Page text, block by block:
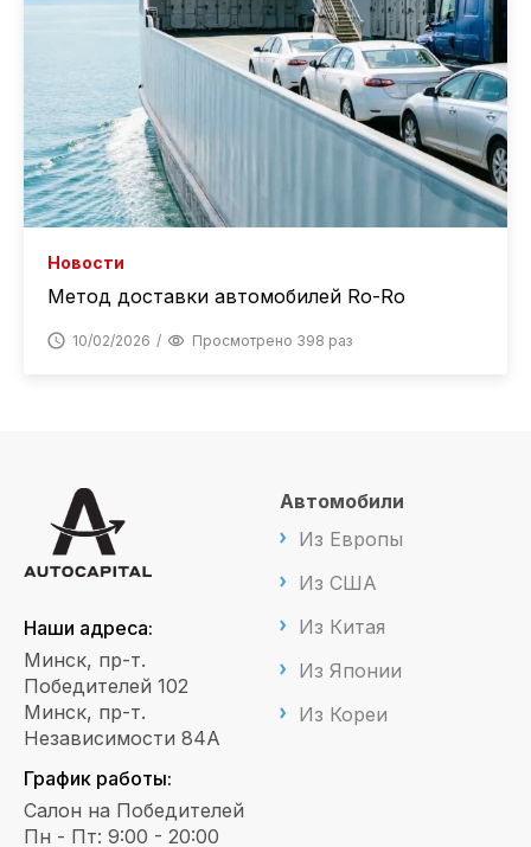
Новости
Метод доставки автомобилей Ro-Ro
10/02/2026 Просмотрено 398 раз
Наши адреса:
Минск, пр-т.
Победителей 102
Минск, пр-т.
Независимости 84А
График работы:
Салон на Победителей
Пн - Пт: 9:00 - 20:00
Автомобили
Из Европы
Из США
Из Китая
Из Японии
Из Кореи